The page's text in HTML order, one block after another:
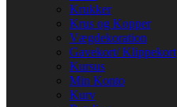
Krukker
Krus og Kopper
Vægdekoration
Gavekort/ Klippekort
Kursus
Min Konto
Kurv